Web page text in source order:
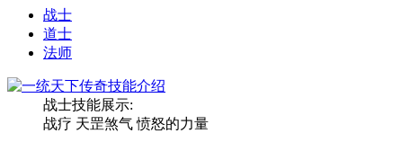
战士
道士
法师
战士技能展示:
战疗 天罡煞气 愤怒的力量